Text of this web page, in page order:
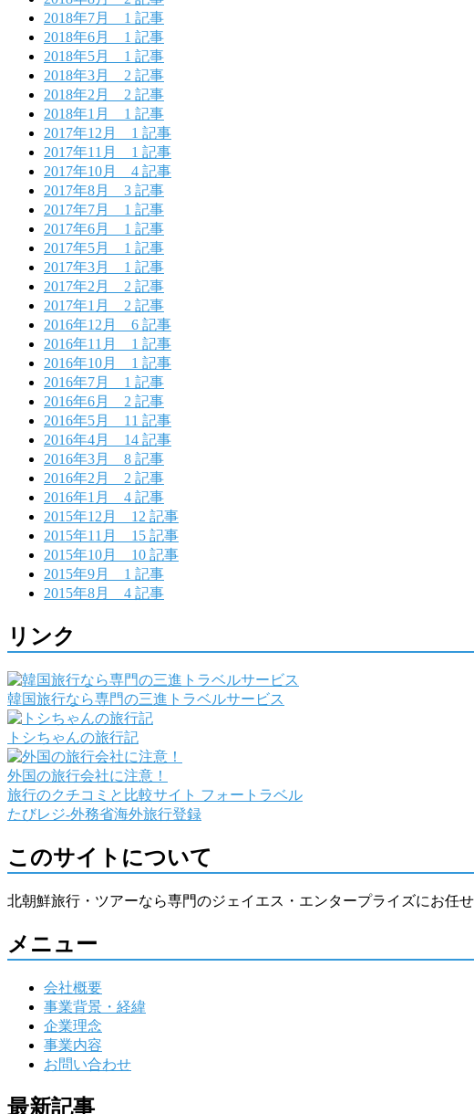
2018年7月 1 記事
2018年6月 1 記事
2018年5月 1 記事
2018年3月 2 記事
2018年2月 2 記事
2018年1月 1 記事
2017年12月 1 記事
2017年11月 1 記事
2017年10月 4 記事
2017年8月 3 記事
2017年7月 1 記事
2017年6月 1 記事
2017年5月 1 記事
2017年3月 1 記事
2017年2月 2 記事
2017年1月 2 記事
2016年12月 6 記事
2016年11月 1 記事
2016年10月 1 記事
2016年7月 1 記事
2016年6月 2 記事
2016年5月 11 記事
2016年4月 14 記事
2016年3月 8 記事
2016年2月 2 記事
2016年1月 4 記事
2015年12月 12 記事
2015年11月 15 記事
2015年10月 10 記事
2015年9月 1 記事
2015年8月 4 記事
リンク
韓国旅行なら専門の三進トラベルサービス
トシちゃんの旅行記
外国の旅行会社に注意！
旅行のクチコミと比較サイト フォートラベル
たびレジ-外務省海外旅行登録
このサイトについて
北朝鮮旅行・ツアーなら専門のジェイエス・エンタープライズにお任
メニュー
会社概要
事業背景・経緯
企業理念
事業内容
お問い合わせ
最新記事